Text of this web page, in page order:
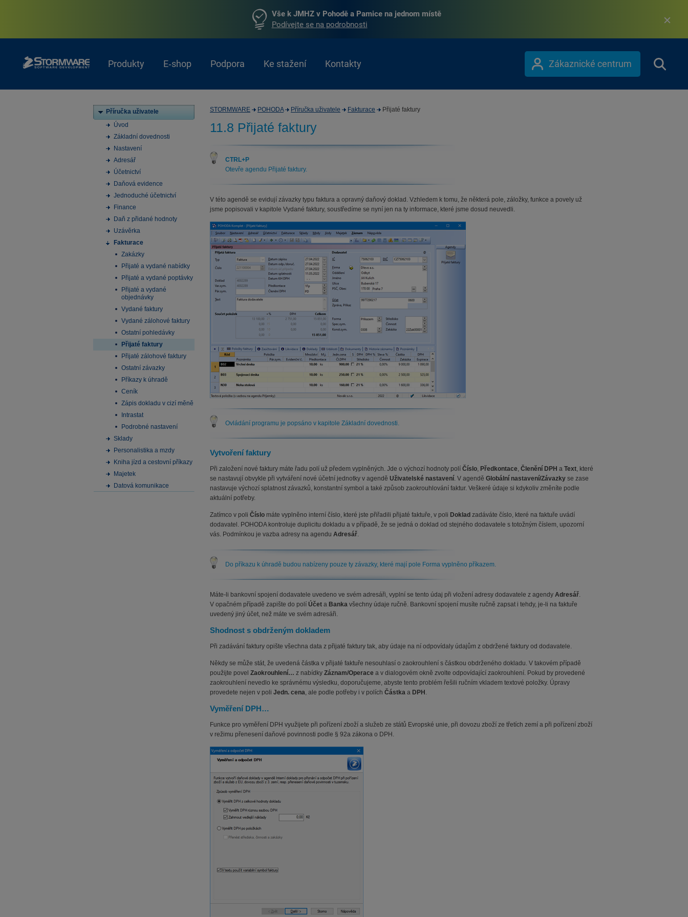
Vše k JMHZ v Pohodě a Pamice na jednom místě
Podívejte se na podrobnosti
Produkty E‑shop Podpora Ke stažení Kontakty Zákaznické centrum
Příručka uživatele
Úvod
Základní dovednosti
Nastavení
Adresář
Účetnictví
Daňová evidence
Jednoduché účetnictví
Finance
Daň z přidané hodnoty
Uzávěrka
Fakturace
Zakázky
Přijaté a vydané nabídky
Přijaté a vydané poptávky
Přijaté a vydané
objednávky
Vydané faktury
Vydané zálohové faktury
Ostatní pohledávky
Přijaté faktury
Přijaté zálohové faktury
Ostatní závazky
Příkazy k úhradě
Ceník
Zápis dokladu v cizí měně
Intrastat
Podrobné nastavení
Sklady
Personalistika a mzdy
Kniha jízd a cestovní příkazy
Majetek
Datová komunikace
STORMWARE POHODA Příručka uživatele Fakturace Přijaté faktury
11.8 Přijaté faktury
CTRL+P
Otevře agendu Přijaté faktury.
V této agendě se evidují závazky typu faktura a opravný daňový doklad. Vzhledem k tomu, že některá pole, záložky, funkce a povely už
jsme popisovali v kapitole Vydané faktury, soustředíme se nyní jen na ty informace, které jsme dosud neuvedli.
Ovládání programu je popsáno v kapitole Základní dovednosti.
Vytvoření faktury
Při založení nové faktury máte řadu polí už předem vyplněných. Jde o výchozí hodnoty polí Číslo, Předkontace, Členění DPH a Text, které
se nastavují obvykle při vytváření nové účetní jednotky v agendě Uživatelské nastavení. V agendě Globální nastavení/Závazky se zase
nastavuje výchozí splatnost závazků, konstantní symbol a také způsob zaokrouhlování faktur. Veškeré údaje si kdykoliv změníte podle
aktuální potřeby.
Zatímco v poli Číslo máte vyplněno interní číslo, které jste přiřadili přijaté faktuře, v poli Doklad zadáváte číslo, které na faktuře uvádí
dodavatel. POHODA kontroluje duplicitu dokladu a v případě, že se jedná o doklad od stejného dodavatele s totožným číslem, upozorní
vás. Podmínkou je vazba adresy na agendu Adresář.
Do příkazu k úhradě budou nabízeny pouze ty závazky, které mají pole Forma vyplněno příkazem.
Máte-li bankovní spojení dodavatele uvedeno ve svém adresáři, vyplní se tento údaj při vložení adresy dodavatele z agendy Adresář.
V opačném případě zapište do polí Účet a Banka všechny údaje ručně. Bankovní spojení musíte ručně zapsat i tehdy, je-li na faktuře
uvedený jiný účet, než máte ve svém adresáři.
Shodnost s obdrženým dokladem
Při zadávání faktury opište všechna data z přijaté faktury tak, aby údaje na ní odpovídaly údajům z obdržené faktury od dodavatele.
Někdy se může stát, že uvedená částka v přijaté faktuře nesouhlasí o zaokrouhlení s částkou obdrženého dokladu. V takovém případě
použijte povel Zaokrouhlení… z nabídky Záznam/Operace a v dialogovém okně zvolte odpovídající zaokrouhlení. Pokud by provedené
zaokrouhlení nevedlo ke správnému výsledku, doporučujeme, abyste tento problém řešili ručním vkladem textové položky. Úpravy
provedete nejen v poli Jedn. cena, ale podle potřeby i v polích Částka a DPH .
VyměřeníDPH…
Funkce pro vyměření DPH využijete při pořízení zboží a služeb ze států Evropské unie, při dovozu zboží ze třetích zemí a při pořízení zboží
v režimu přenesení daňové povinnosti podle § 92a zákona o DPH.